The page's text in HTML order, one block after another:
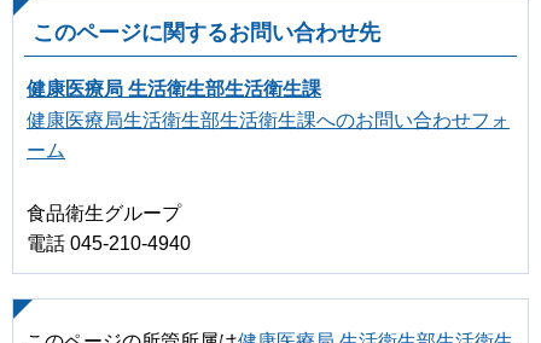
このページに関するお問い合わせ先
健康医療局 生活衛生部生活衛生課
健康医療局生活衛生部生活衛生課へのお問い合わせフォ
ーム
食品衛生グループ
電話 045-210-4940